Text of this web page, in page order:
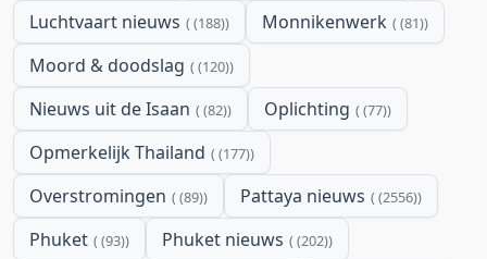
Luchtvaart nieuws (188) Monnikenwerk (81)
Moord & doodslag (120)
Nieuws uit de Isaan (82) Oplichting (77)
Opmerkelijk Thailand (177)
Overstromingen (89) Pattaya nieuws (2556)
Phuket (93) Phuket nieuws (202)